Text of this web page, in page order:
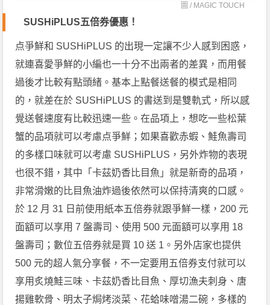
圖 / MAGIC TOUCH
SUSHiPLUS五倍券優惠！
点爭鮮和 SUSHiPLUS 的出現一定讓不少人感到困惑，
就連喜愛爭鮮的小編也一十分不出兩者的差異，而用餐
過後才比較有點頭緒。基本上點餐送餐的模式是相同
的，就差在於 SUSHiPLUS 的書送到是雙軌式，所以感
覺送餐速度有比較迅速一些。在品項上，想吃一些松葉
蟹的品項就可以考慮点爭鮮；如果喜歡赤蝦、鮭魚壽司
的多樣口味就可以考慮 SUSHiPLUS，另外炸物的表現
也很不錯，其中「卡茲奶香比目魚」就是新奇的品項，
非常滑嫩的比目魚油炸過後依然可以保持清爽的口感。
於 12 月 31 日前使用紙本五倍券就跟爭鮮一樣，200 元
面額可以享用 7 盤壽司、使用 500 元面額可以享用 18
盤壽司；數位五倍券就是買 10 送 1。另外店家也提供
500 元的超人氣分享餐，不一定要用五倍券支付就可以
享用炙燒鮭三味、卡茲奶香比目魚、厚切漁夫刺身、唐
揚雞軟骨、明太子焗烤淡菜、花蛤味噌湯二碗，多樣的